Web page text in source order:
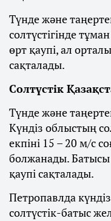
Түнде және
солтүстігінде
өрт қаупі, ал
сақталады.
Солтүстік
Түнде және
Күндіз облыстың
екпіні 15 – 20 м/с
болжанады. Батысы
қаупі сақталады.
Петропавлда
солтүстік-батыс